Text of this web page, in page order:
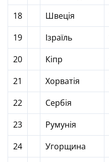
18
Швеція
19
Ізраїль
20
Кіпр
21
Хорватія
22
Сербія
23
Румунія
24
Угорщина